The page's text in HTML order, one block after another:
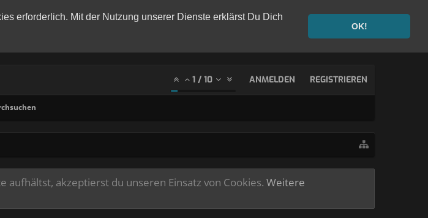
erforderlich. Mit der Nutzung unserer Dienste erklärst Du Dich
OK!
1 / 10 ANMELDEN REGISTRIEREN
akzeptierst du unseren Einsatz von Cookies. Weitere